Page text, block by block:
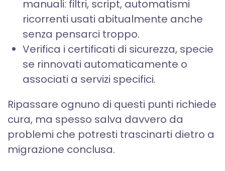
manuali: filtri, script, automatismi
ricorrenti usati abitualmente anche
senza pensarci troppo.
Verifica i certificati di sicurezza, specie
se rinnovati automaticamente o
associati a servizi specifici.
Ripassare ognuno di questi punti richiede
cura, ma spesso salva davvero da
problemi che potresti trascinarti dietro a
migrazione conclusa.